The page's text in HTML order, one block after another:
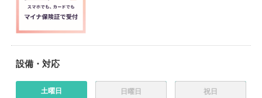
設備・対応
土曜日 日曜日 祝日